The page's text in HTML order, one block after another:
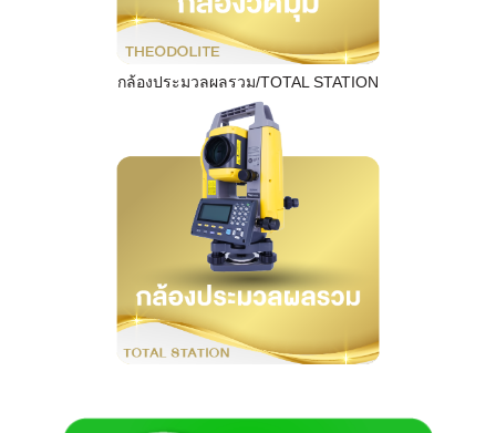
กล้องประมวลผลรวม/TOTAL STATION